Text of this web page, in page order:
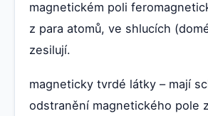
magnetickém poli
z para atomů, ve shlucích
zesilují.
magneticky tvrdé látky – mají
odstranění magnetického pole